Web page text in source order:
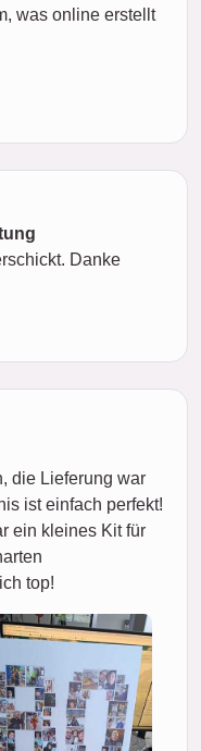
was online erstellt
Danke
die Lieferung war
ist einfach perfekt!
ein kleines Kit für
top!